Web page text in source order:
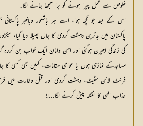
خلوص سے عمل پیرا ہونے کو برا سمجھا جانے لگا۔
پاکستان میں بدترین دہشت گردی کا جال پھیلا دیا گیا،
کی زندگی اجیرن ہوگئی اور امن وامان ایک خواب بن کررہ
مساجدکے نمازی ہوں یا عوامی مقامات، کہیں بھی کسی کا
فرنٹ لائن سٹیٹ، دہشت گردی اور قتل وغارت میں
عذاب الٰہی کا نقشہ پیش کرنے لگا...!!